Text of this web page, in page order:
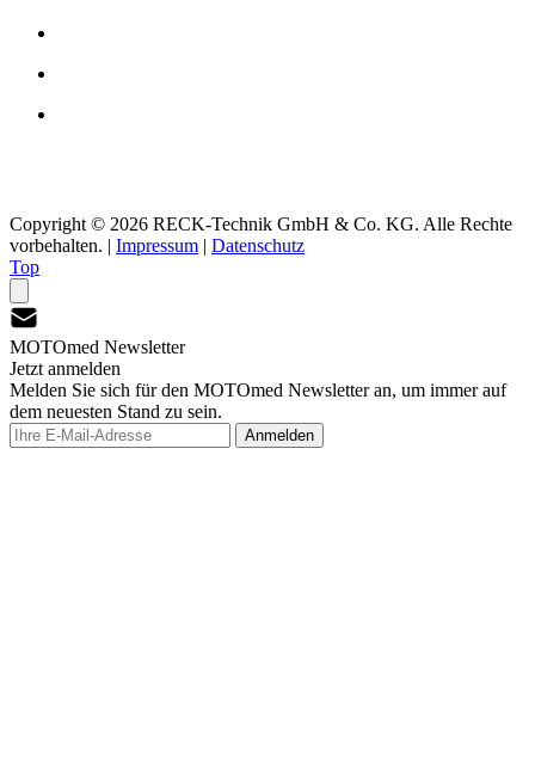
Copyright © 2026 RECK-Technik GmbH & Co. KG. Alle Rechte
vorbehalten. | Impressum | Datenschutz
Top
MOTOmed Newsletter
Jetzt anmelden
Melden Sie sich für den MOTOmed Newsletter an, um immer auf
dem neuesten Stand zu sein.
Anmelden